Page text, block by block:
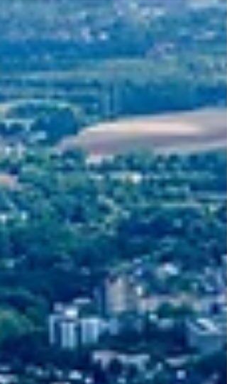
irgendeinen Studiengang gewählt hat. Zweitens
hat man während des Studiums meistens noch
genug Zeit, um mit genau diesen Leuten richtig
viel zu erleben. Für mich gehören Surftrips mit
meinen Freunden aus der Uni zu den besten
Erlebnissen meiner Studienzeit. Gemeins